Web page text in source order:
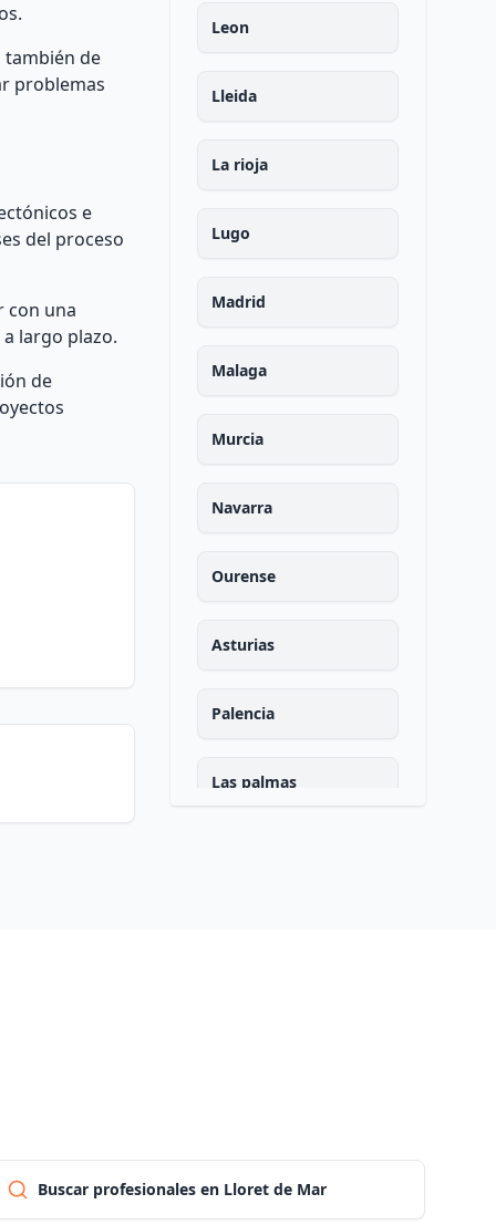
también de
problemas
e
del proceso
con una
largo plazo.
de
Leon
Lleida
La rioja
Lugo
Madrid
Malaga
Murcia
Navarra
Ourense
Asturias
Palencia
Las palmas
Sevilla
Buscar profesionales en Lloret de Mar